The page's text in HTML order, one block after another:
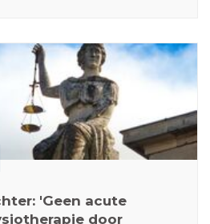
'Geen acute
door